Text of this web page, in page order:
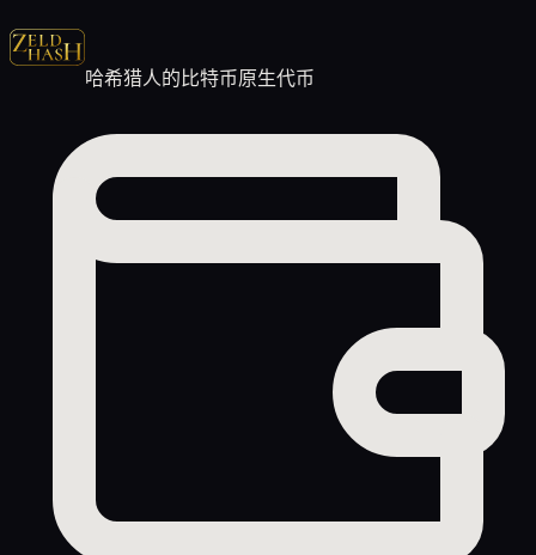
哈希猎人的比特币原生代币